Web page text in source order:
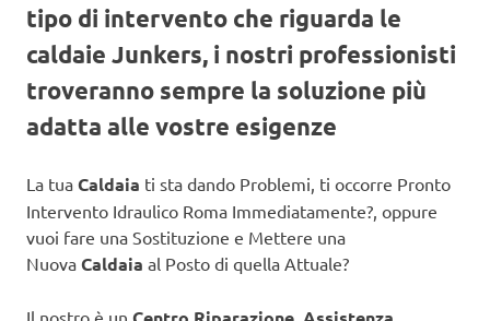
tipo di intervento che riguarda le
caldaie Junkers, i nostri professionisti
troveranno sempre la soluzione più
adatta alle vostre esigenze
La tua Caldaia ti sta dando Problemi, ti occorre Pronto
Intervento Idraulico Roma Immediatamente?, oppure
vuoi fare una Sostituzione e Mettere una
Nuova Caldaia al Posto di quella Attuale?
Il nostro è un